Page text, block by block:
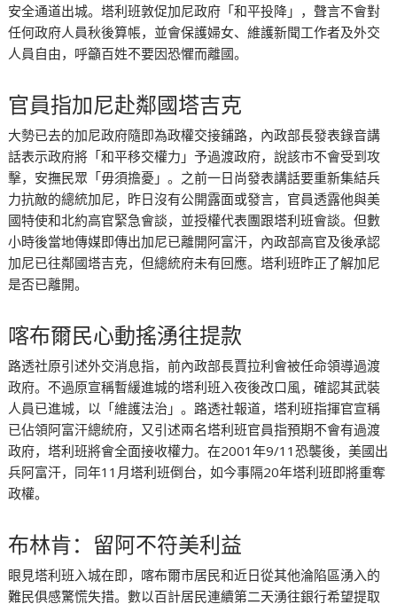
安全通道出城。塔利班敦促加尼政府「和平投降」，聲言不會對
任何政府人員秋後算帳，並會保護婦女、維護新聞工作者及外交
人員自由，呼籲百姓不要因恐懼而離國。
官員指加尼赴鄰國塔吉克
大勢已去的加尼政府隨即為政權交接鋪路，內政部長發表錄音講
話表示政府將「和平移交權力」予過渡政府，說該市不會受到攻
擊，安撫民眾「毋須擔憂」。之前一日尚發表講話要重新集結兵
力抗敵的總統加尼，昨日沒有公開露面或發言，官員透露他與美
國特使和北約高官緊急會談，並授權代表團跟塔利班會談。但數
小時後當地傳媒即傳出加尼已離開阿富汗，內政部高官及後承認
加尼已往鄰國塔吉克，但總統府未有回應。塔利班昨正了解加尼
是否已離開。
喀布爾民心動搖湧往提款
路透社原引述外交消息指，前內政部長賈拉利會被任命領導過渡
政府。不過原宣稱暫緩進城的塔利班入夜後改口風，確認其武裝
人員已進城，以「維護法治」。路透社報道，塔利班指揮官宣稱
已佔領阿富汗總統府，又引述兩名塔利班官員指預期不會有過渡
政府，塔利班將會全面接收權力。在2001年9/11恐襲後，美國出
兵阿富汗，同年11月塔利班倒台，如今事隔20年塔利班即將重奪
政權。
布林肯：留阿不符美利益
眼見塔利班入城在即，喀布爾市居民和近日從其他淪陷區湧入的
難民俱感驚慌失措。數以百計居民連續第二天湧往銀行希望提取